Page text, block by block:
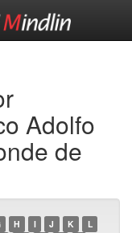
Adolfo
de
H I J K
L